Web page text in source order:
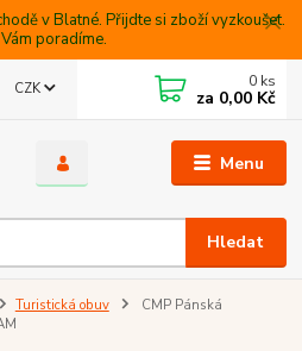
v Blatné. Přijdte si zboží vyzkoušet.
poradíme.
Menu
CZK
Hledat
0 ks
za 0,00 Kč
Turistická obuv
CMP Pánská